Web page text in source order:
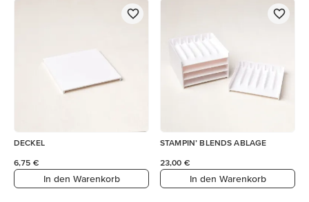
DECKEL
6,75 €
In den Warenkorb
STAMPIN’ BLENDS ABLAGE
23,00 €
In den Warenkorb